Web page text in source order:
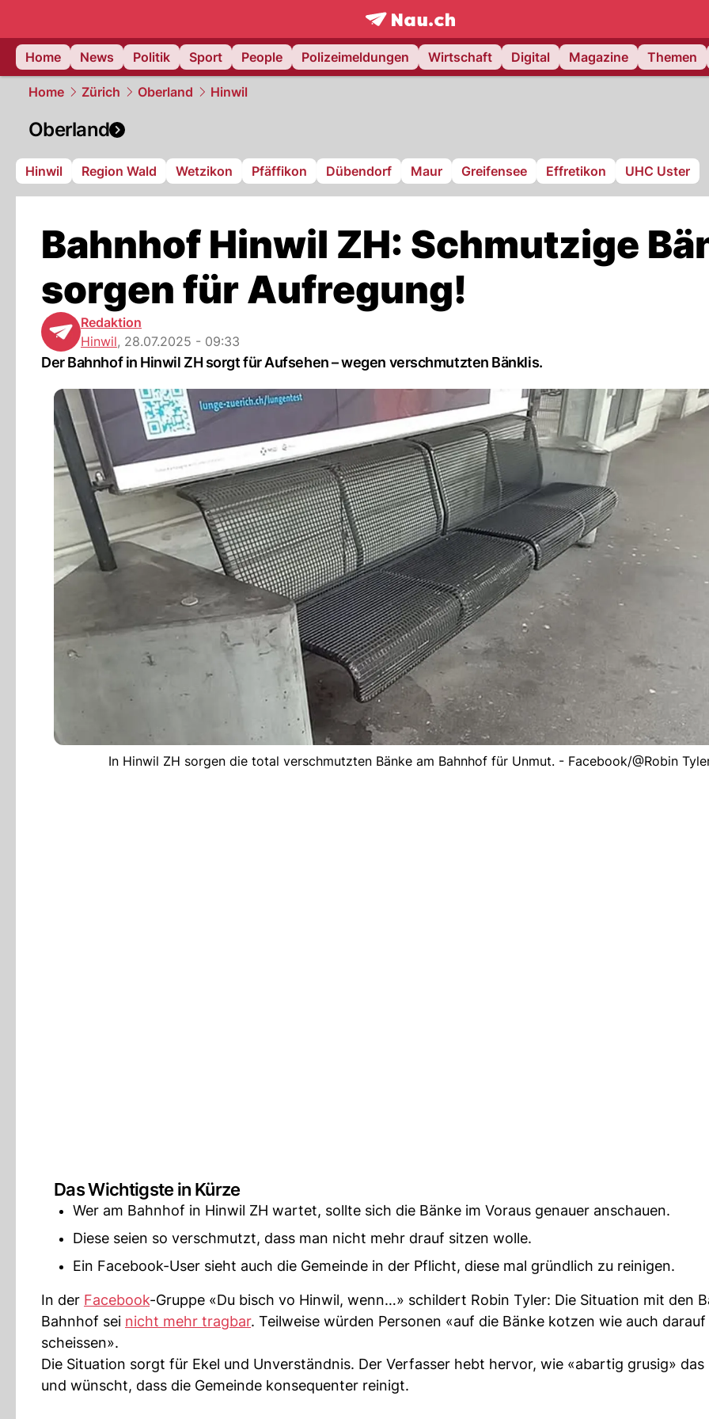
frontpage.NAU.ch
Home
News Politik Sport People Polizeimeldungen Wirtschaft Digital Magazine Themen
Home Zürich Oberland Hinwil
Oberland
Hinwil Region Wald Wetzikon Pfäffikon Dübendorf Maur Greifensee Effretikon UHC Uster
Bahnhof Hinwil ZH: Schmutzige
sorgen für Aufregung!
Redaktion
Hinwil, 28.07.2025 - 09:33
Der Bahnhof in Hinwil ZH sorgt für Aufsehen – wegen verschmutzten Bänklis.
In Hinwil ZH sorgen die total verschmutzten Bänke am Bahnhof für Unmut. - Facebook/@Robin
Das Wichtigste in Kürze
Wer am Bahnhof in Hinwil ZH wartet, sollte sich die Bänke im Voraus genauer anschauen.
Diese seien so verschmutzt, dass man nicht mehr drauf sitzen wolle.
Ein Facebook-User sieht auch die Gemeinde in der Pflicht, diese mal gründlich zu reinigen.
In der Facebook-Gruppe «Du bisch vo Hinwil, wenn…» schildert Robin Tyler: Die Situation mit den
Bahnhof sei nicht mehr tragbar. Teilweise würden Personen «auf die Bänke kotzen wie auch darauf
scheissen».
Die Situation sorgt für Ekel und Unverständnis. Der Verfasser hebt hervor, wie «abartig grusig» das
und wünscht, dass die Gemeinde konsequenter reinigt.